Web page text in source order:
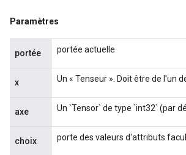
Paramètres
portée portée actuelle
x Un « Tenseur ». Doit être de l'un
axe Un `Tensor` de type `int32` (par
choix porte des valeurs d'attributs